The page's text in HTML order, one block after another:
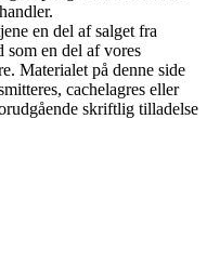
en del af salget fra
som en del af vores
Materialet på denne side
cachelagres eller
skriftlig tilladelse